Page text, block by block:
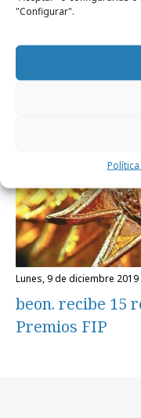
"Configurar".
lunes, 9 de diciembre 2019
beon. recibe 15
Premios FIP